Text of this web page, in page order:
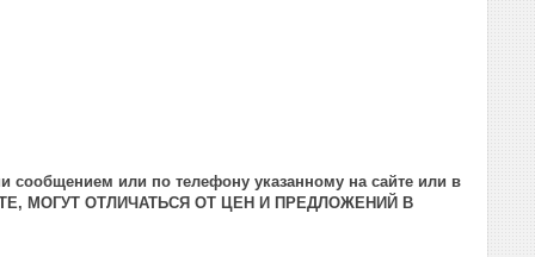
сообщением или по телефону указанному на сайте или в
МОГУТ ОТЛИЧАТЬСЯ ОТ ЦЕН И ПРЕДЛОЖЕНИЙ В